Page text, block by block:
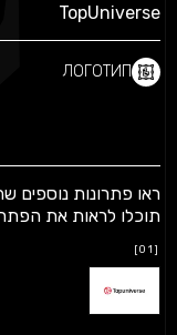
TopUniverse
ЛОГОТИП
ראו פתרונות נוספים
תוכלו לראות את
[01]